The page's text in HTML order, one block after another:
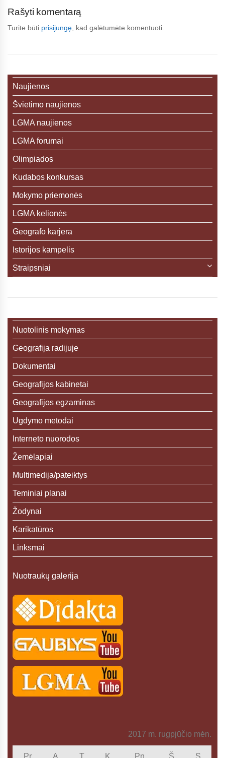
Rašyti komentarą
Turite būti prisijungę, kad galėtumėte komentuoti.
Naujienos
Švietimo naujienos
LGMA naujienos
LGMA forumai
Olimpiados
Kudabos konkursas
Mokymo priemonės
LGMA kelionės
Geografo karjera
Istorijos kampelis
Straipsniai
Nuotolinis mokymas
Geografija radijuje
Dokumentai
Geografijos kabinetai
Geografijos egzaminas
Ugdymo metodai
Interneto nuorodos
Žemėlapiai
Multimedija/pateiktys
Teminiai planai
Žodynai
Karikatūros
Linksmai
Nuotraukų galerija
2017 m. rugpjūčio mėn.